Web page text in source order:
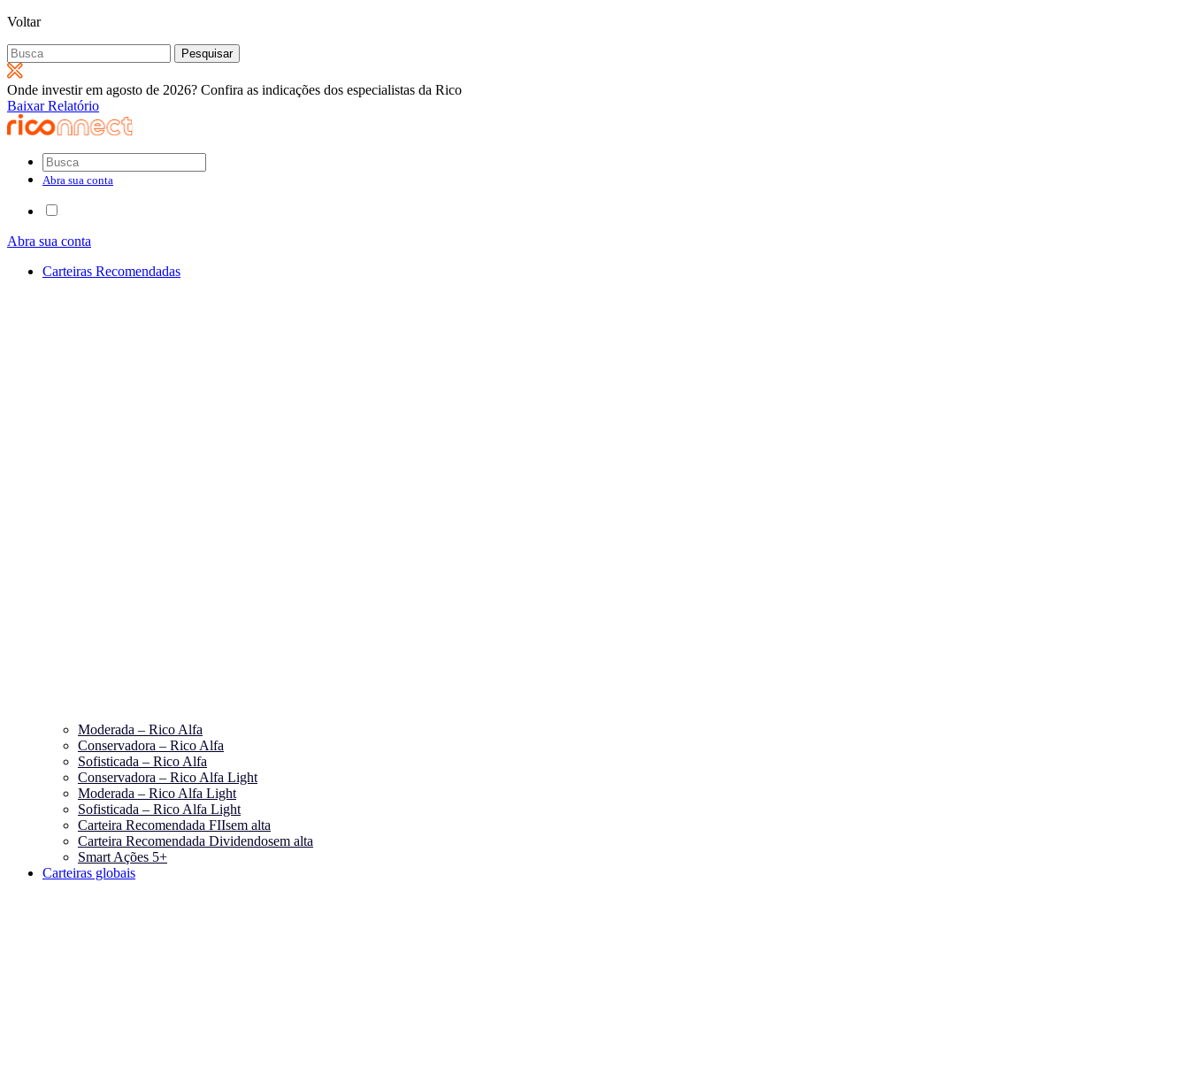
Voltar
Pesquisar
por:
Onde investir em agosto de 2026? Confira as indicações dos especialistas da Rico
Baixar Relatório
Abra sua conta
Abra sua conta
Carteiras Recomendadas
Moderada – Rico Alfa
Conservadora – Rico Alfa
Sofisticada – Rico Alfa
Conservadora – Rico Alfa Light
Moderada – Rico Alfa Light
Sofisticada – Rico Alfa Light
Carteira Recomendada FIIsem alta
Carteira Recomendada Dividendosem alta
Smart Ações 5+
Carteiras globais